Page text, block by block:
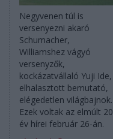
Negyvenen túl is
versenyezni akaró
Schumacher,
Williamshez vágyó
versenyzők,
kockázatvállaló Yuji Ide,
elhalasztott bemutató,
elégedetlen világbajnok.
Ezek voltak az elmúlt 20
év hírei február 26-án.